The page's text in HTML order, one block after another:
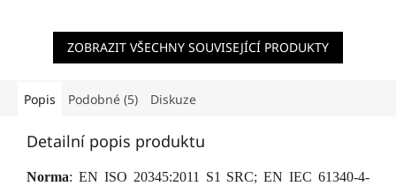
ZOBRAZIT VŠECHNY SOUVISEJÍCÍ PRODUKTY
Popis Podobné (5) Diskuze
Detailní popis produktu
Norma: EN ISO 20345:2011 S1 SRC; EN IEC 61340-4-